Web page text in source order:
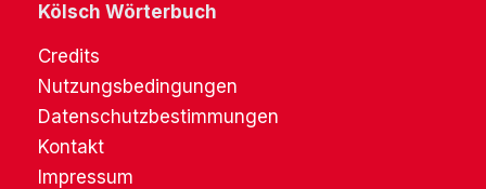
Kölsch Wörterbuch
Credits
Nutzungsbedingungen
Datenschutzbestimmungen
Kontakt
Impressum